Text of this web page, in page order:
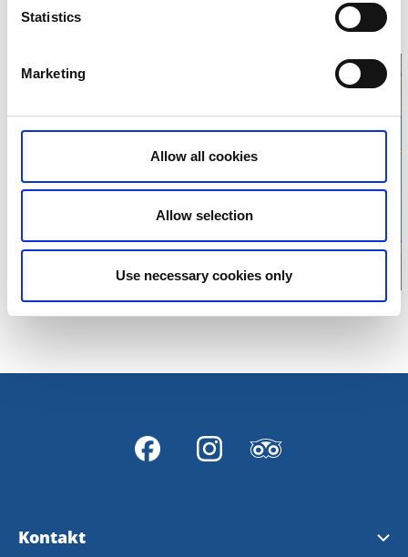
Statistics
Marketing
Allow all cookies
Allow selection
Use necessary cookies only
Hemsida:tranemohandel.com/
Klicka för att visa
karta
Kontakt